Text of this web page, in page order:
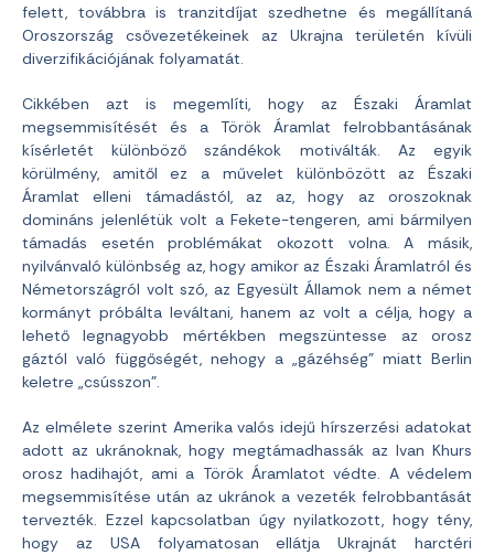
felett, továbbra is tranzitdíjat szedhetne és megállítaná
Oroszország csővezetékeinek az Ukrajna területén kívüli
diverzifikációjának folyamatát.
Cikkében azt is megemlíti, hogy az Északi Áramlat
megsemmisítését és a Török Áramlat felrobbantásának
kísérletét különböző szándékok motiválták. Az egyik
körülmény, amitől ez a művelet különbözött az Északi
Áramlat elleni támadástól, az az, hogy az oroszoknak
domináns jelenlétük volt a Fekete-tengeren, ami bármilyen
támadás esetén problémákat okozott volna. A másik,
nyilvánvaló különbség az, hogy amikor az Északi Áramlatról és
Németországról volt szó, az Egyesült Államok nem a német
kormányt próbálta leváltani, hanem az volt a célja, hogy a
lehető legnagyobb mértékben megszüntesse az orosz
gáztól való függőségét, nehogy a „gázéhség” miatt Berlin
keletre „csússzon”.
Az elmélete szerint Amerika valós idejű hírszerzési adatokat
adott az ukránoknak, hogy megtámadhassák az Ivan Khurs
orosz hadihajót, ami a Török Áramlatot védte. A védelem
megsemmisítése után az ukránok a vezeték felrobbantását
tervezték. Ezzel kapcsolatban úgy nyilatkozott, hogy tény,
hogy az USA folyamatosan ellátja Ukrajnát harctéri